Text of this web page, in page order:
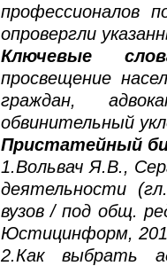
профессионалов
опровергли
Ключевые
просвещение
граждан,
обвинительный
Пристатейный
1.Вольвач Я.В.,
деятельности
вузов / под общ.
Юстицинформ,
2.Как выбрать